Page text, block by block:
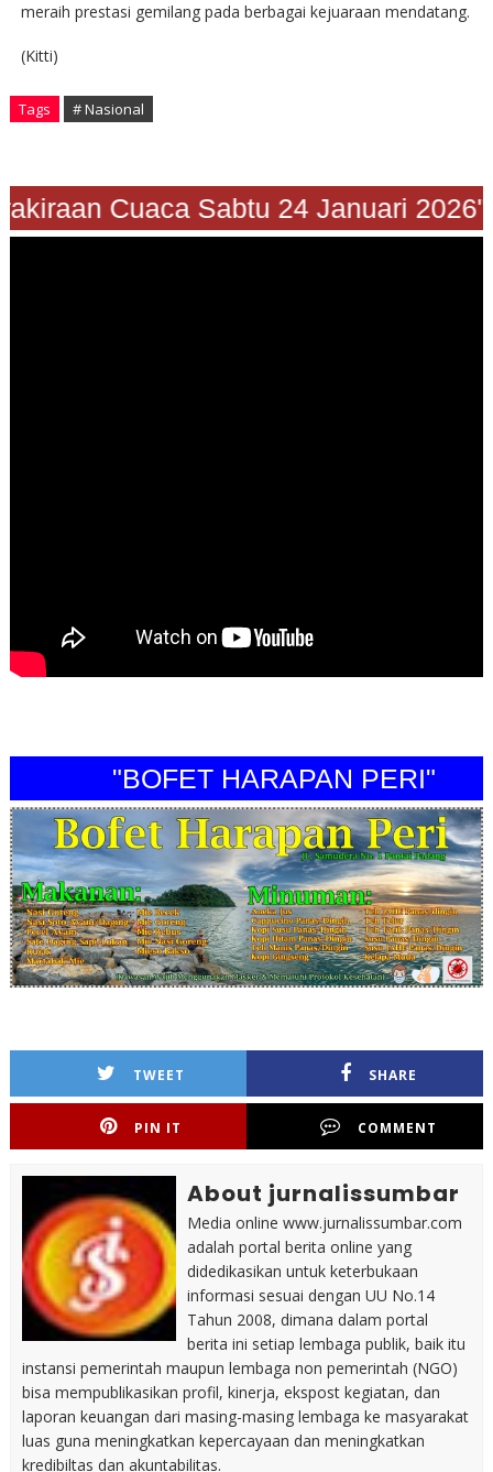
meraih prestasi gemilang pada berbagai kejuaraan mendatang.
(Kitti)
Tags # Nasional
Cuaca Sabtu 24 Januari 2026"
"BOFET HARAPAN PERI"
TWEET SHARE
PIN IT COMMENT
About jurnalissumbar
Media online www.jurnalissumbar.com
adalah portal berita online yang
didedikasikan untuk keterbukaan
informasi sesuai dengan UU No.14
Tahun 2008, dimana dalam portal
berita ini setiap lembaga publik, baik itu
instansi pemerintah maupun lembaga non pemerintah (NGO)
bisa mempublikasikan profil, kinerja, ekspost kegiatan, dan
laporan keuangan dari masing-masing lembaga ke masyarakat
luas guna meningkatkan kepercayaan dan meningkatkan
kredibiltas dan akuntabilitas.